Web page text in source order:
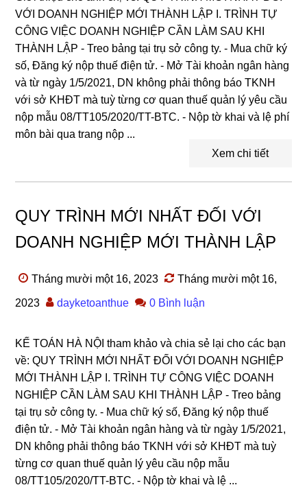
VỚI DOANH NGHIỆP MỚI THÀNH LẬP I. TRÌNH TỰ
CÔNG VIỆC DOANH NGHIỆP CẦN LÀM SAU KHI
THÀNH LẬP - Treo bảng tại trụ sở công ty. - Mua chữ ký
số, Đăng ký nộp thuế điện tử. - Mở Tài khoản ngân hàng
và từ ngày 1/5/2021, DN không phải thông báo TKNH
với sở KHĐT mà tuỳ từng cơ quan thuế quản lý yêu cầu
nộp mẫu 08/TT105/2020/TT-BTC. - Nộp tờ khai và lệ phí
môn bài qua trang nộp ...
Xem chi tiết
QUY TRÌNH MỚI NHẤT ĐỐI VỚI
DOANH NGHIỆP MỚI THÀNH LẬP
Tháng mười một 16, 2023 Tháng mười một 16,
2023 dayketoanthue 0 Bình luận
KẾ TOÁN HÀ NỘI tham khảo và chia sẻ lại cho các bạn
về: QUY TRÌNH MỚI NHẤT ĐỐI VỚI DOANH NGHIỆP
MỚI THÀNH LẬP I. TRÌNH TỰ CÔNG VIỆC DOANH
NGHIỆP CẦN LÀM SAU KHI THÀNH LẬP - Treo bảng
tại trụ sở công ty. - Mua chữ ký số, Đăng ký nộp thuế
điện tử. - Mở Tài khoản ngân hàng và từ ngày 1/5/2021,
DN không phải thông báo TKNH với sở KHĐT mà tuỳ
từng cơ quan thuế quản lý yêu cầu nộp mẫu
08/TT105/2020/TT-BTC. - Nộp tờ khai và lệ ...